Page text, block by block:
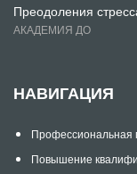
Преодоления
АКАДЕМИЯ ДО
НАВИГАЦИЯ
Профессиональная
Повышение